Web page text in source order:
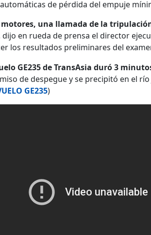
de pérdida del empuje
una llamada de la
dijo en rueda de prensa el director
los resultados preliminares del
GE235 de TransAsia duró 3
de despegue y se precipitó en el río
GE235)